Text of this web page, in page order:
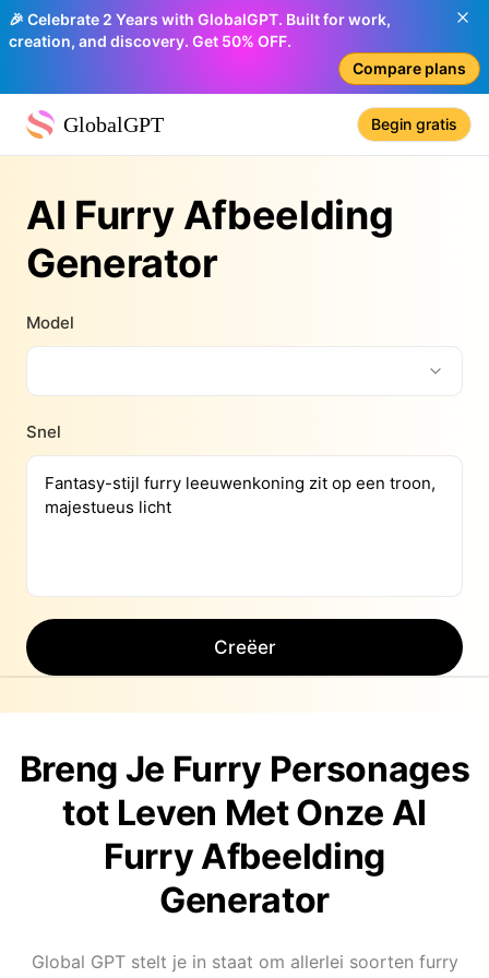
🎉 Celebrate 2 Years with GlobalGPT. Built for work,
creation, and discovery. Get 50% OFF.
Compare plans
GlobalGPT Begin gratis
AI Furry Afbeelding
Generator
Model
Snel
Creëer
Breng Je Furry Personages
tot Leven Met Onze AI
Furry Afbeelding
Generator
Global GPT stelt je in staat om allerlei soorten furry